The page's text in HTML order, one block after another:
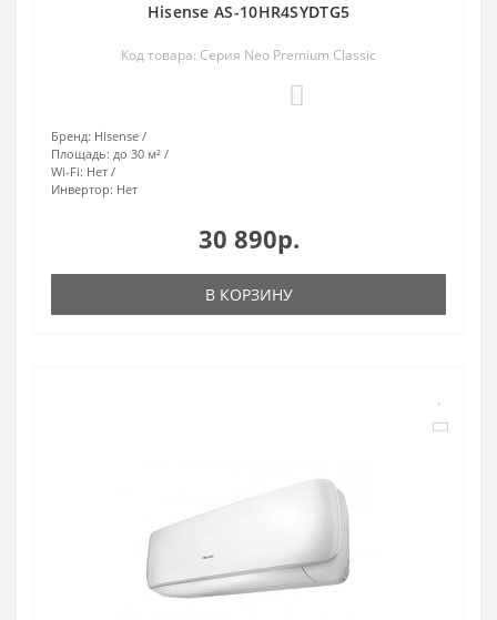
Hisense AS-10HR4SYDTG5
Код товара: Серия Neo Premium Classic
Бренд: Hisense
Площадь: до 30 м²
Wi-Fi: Нет
Инвертор: Нет
30 890р.
В КОРЗИНУ